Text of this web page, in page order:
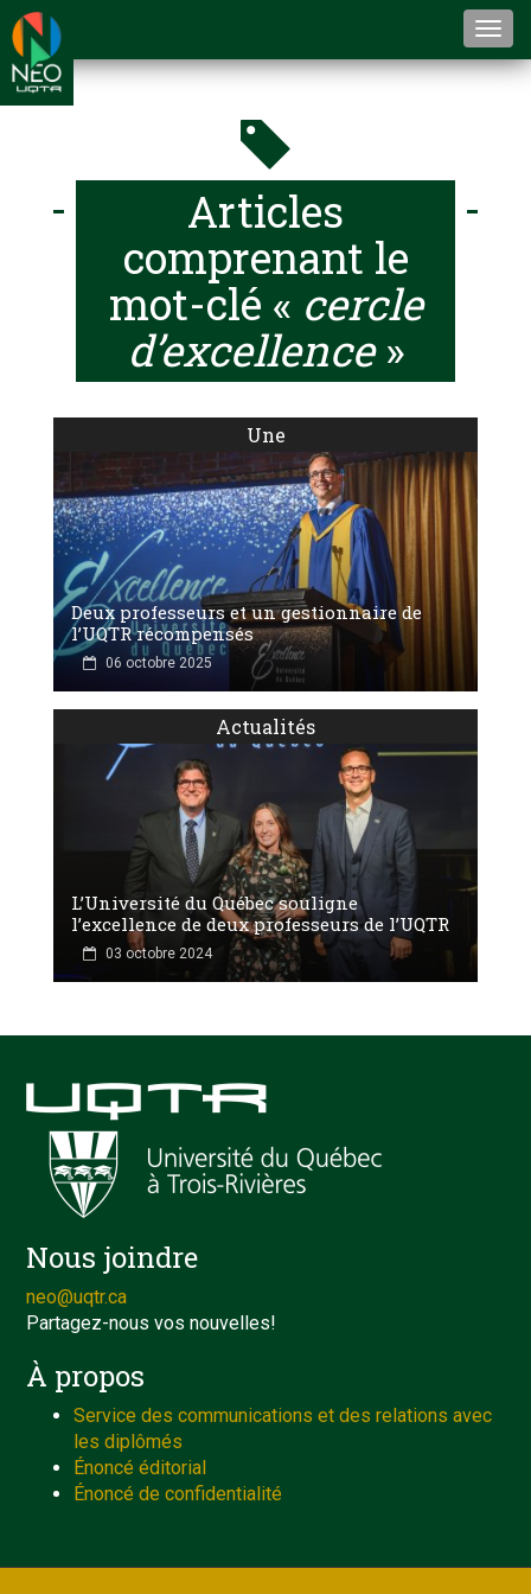
Articles
comprenant le
mot-clé « cercle
d’excellence»
Une
Deux professeurs et un gestionnaire de
l’UQTR récompensés
06 octobre 2025
Actualités
L’Université du Québec souligne
l’excellence de deux professeurs de l’UQTR
03 octobre 2024
Nous joindre
neo@uqtr.ca
Partagez-nous vos nouvelles!
À propos
Service des communications et des relations avec
les diplômés
Énoncé éditorial
Énoncé de confidentialité